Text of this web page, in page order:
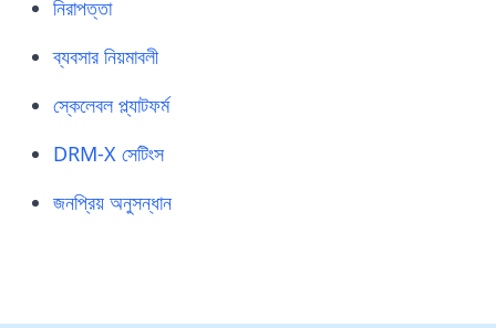
haihaisoft পিডিএফ রিডার বিনামূল্যে ডাউনলোড করুন!
নিরাপত্তা
ব্যবসার নিয়মাবলী
স্কেলেবল প্ল্যাটফর্ম
DRM-X সেটিংস
জনপ্রিয় অনুসন্ধান